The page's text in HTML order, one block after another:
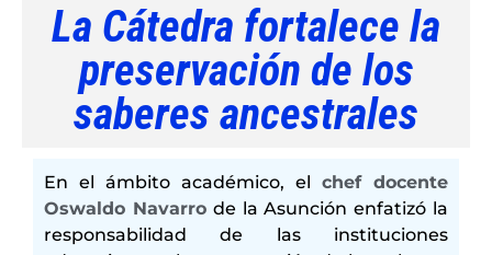
La Cátedra fortalece la
preservación de los
saberes ancestrales
En el ámbito académico, el chef docente
Oswaldo Navarrode la Asunción enfatizó la
responsabilidad de las instituciones